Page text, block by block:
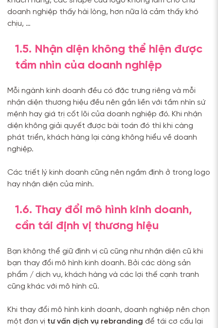
doanh nghiệp thấy hài lòng, hơn nữa là cảm thấy khó
chịu, …
1.5. Nhận diện không thể hiện được
tầm nhìn của doanh nghiệp
Mỗi ngành kinh doanh đều có đặc trưng riêng và mỗi
nhận diện thương hiệu đều nên gắn liền với tầm nhìn sứ
mệnh hay giá trị cốt lõi của doanh nghiệp đó. Khi nhận
diện không giải quyết được bài toán đó thì khi càng
phát triển, khách hàng lại càng không hiểu về doanh
nghiệp.
Các triết lý kinh doanh cũng nên ngầm định ở trong logo
hay nhận diện của mình.
1.6. Thay đổi mô hình kinh doanh,
cần tái định vị thương hiệu
Bạn không thể giữ định vị cũ cũng như nhận diện cũ khi
bạn thay đổi mô hình kinh doanh. Bởi các dòng sản
phẩm / dịch vụ, khách hàng và các lợi thế cạnh tranh
cũng khác với mô hình cũ.
Khi thay đổi mô hình kinh doanh, doanh nghiệp nên chọn
một đơn vị tư vấn dịch vụ rebranding để tái cơ cấu lại